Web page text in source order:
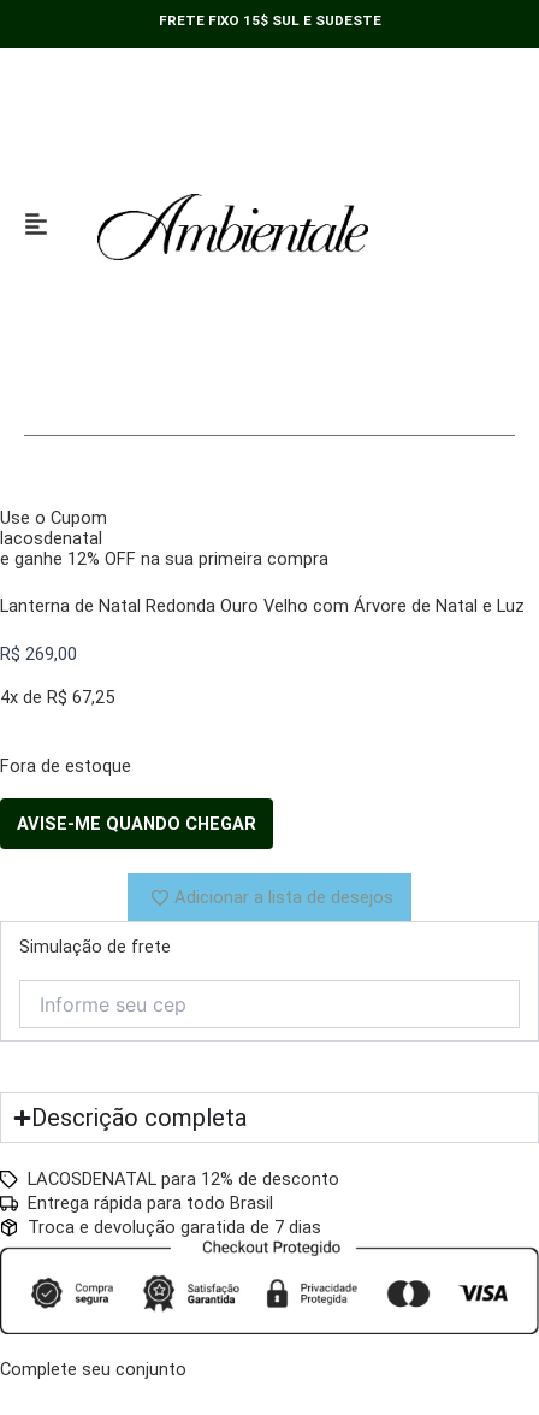
FRETE FIXO 15$ SUL E SUDESTE
Use o Cupom
lacosdenatal
e ganhe 12% OFF na sua primeira compra
Lanterna de Natal Redonda Ouro Velho com Árvore de Natal e Luz
R$ 269,00
4x de R$ 67,25
Fora de estoque
Adicionar a lista de desejos
Simulação de frete
Descrição completa
LACOSDENATAL para 12% de desconto
Entrega rápida para todo Brasil
Troca e devolução garatida de 7 dias
Complete seu conjunto